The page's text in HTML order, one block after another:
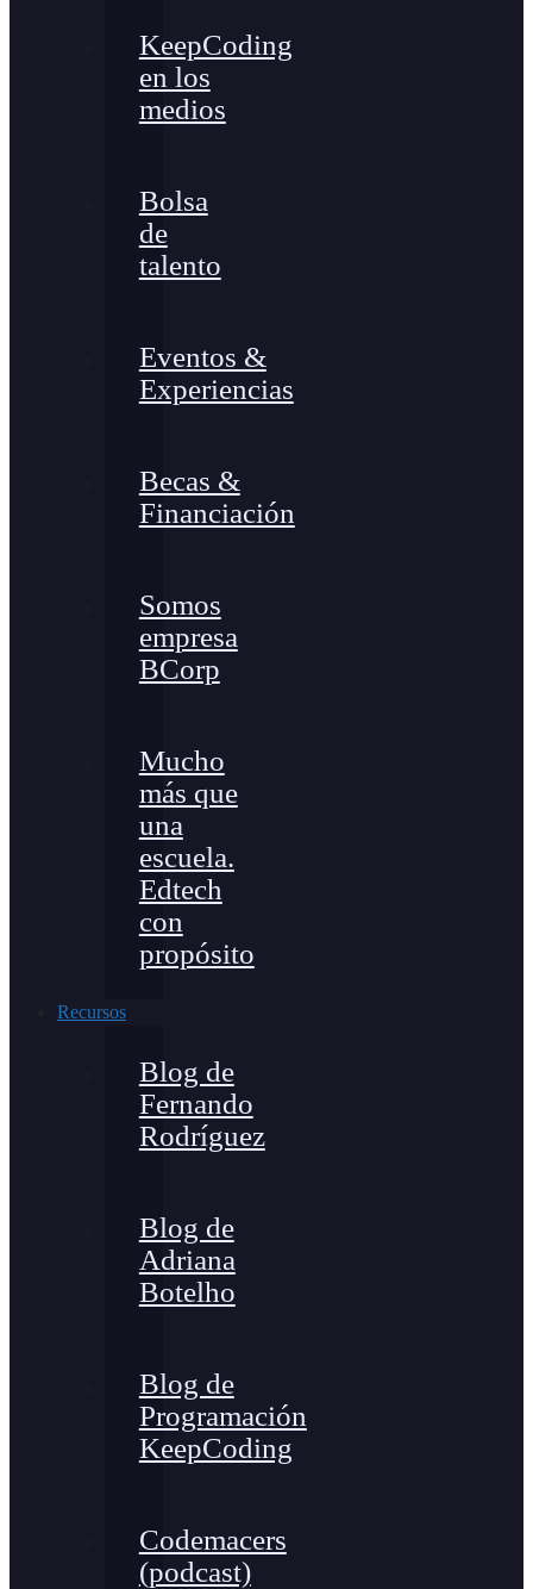
KeepCoding
en los
medios
Bolsa
de
talento
Eventos &
Experiencias
Becas &
Financiación
Somos
empresa
BCorp
Mucho
más que
una
escuela.
Edtech
con
propósito
Recursos
Blog de
Fernando
Rodríguez
Blog de
Adriana
Botelho
Blog de
Programación
KeepCoding
Codemacers
(podcast)